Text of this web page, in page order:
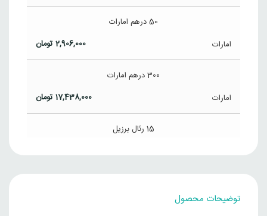
امارات
50 درهم امارات
2,906,000تومان
امارات
300 درهم امارات
17,438,000تومان
15 رئال برزیل
برزیل
توضیحات محصول